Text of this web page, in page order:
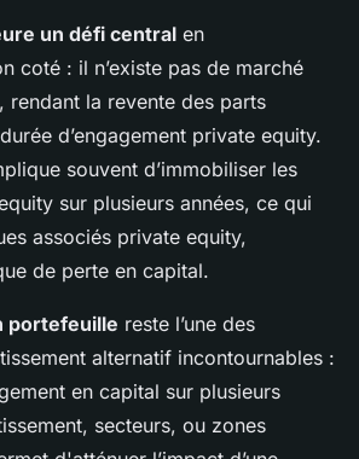
un défi central en
coté : il n’existe pas de marché
rendant la revente des parts
d’engagement private equity.
souvent d’immobiliser les
sur plusieurs années, ce qui
associés private equity,
de perte en capital.
portefeuille reste l’une des
alternatif incontournables :
en capital sur plusieurs
secteurs, ou zones